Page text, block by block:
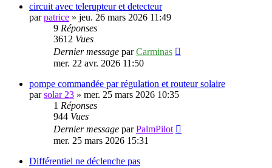
circuit avec telerupteur et detecteur
parpatrice » jeu. 26 mars 2026 11:49
9 Réponses
3612 Vues
Dernier message parCarminas
mer. 22 avr. 2026 11:50
pompe commandée par régulation et routeur solaire
parsolar 23 » mer. 25 mars 2026 10:35
1 Réponses
944 Vues
Dernier message parPalmPilot
mer. 25 mars 2026 15:31
Différentiel ne déclenche pas